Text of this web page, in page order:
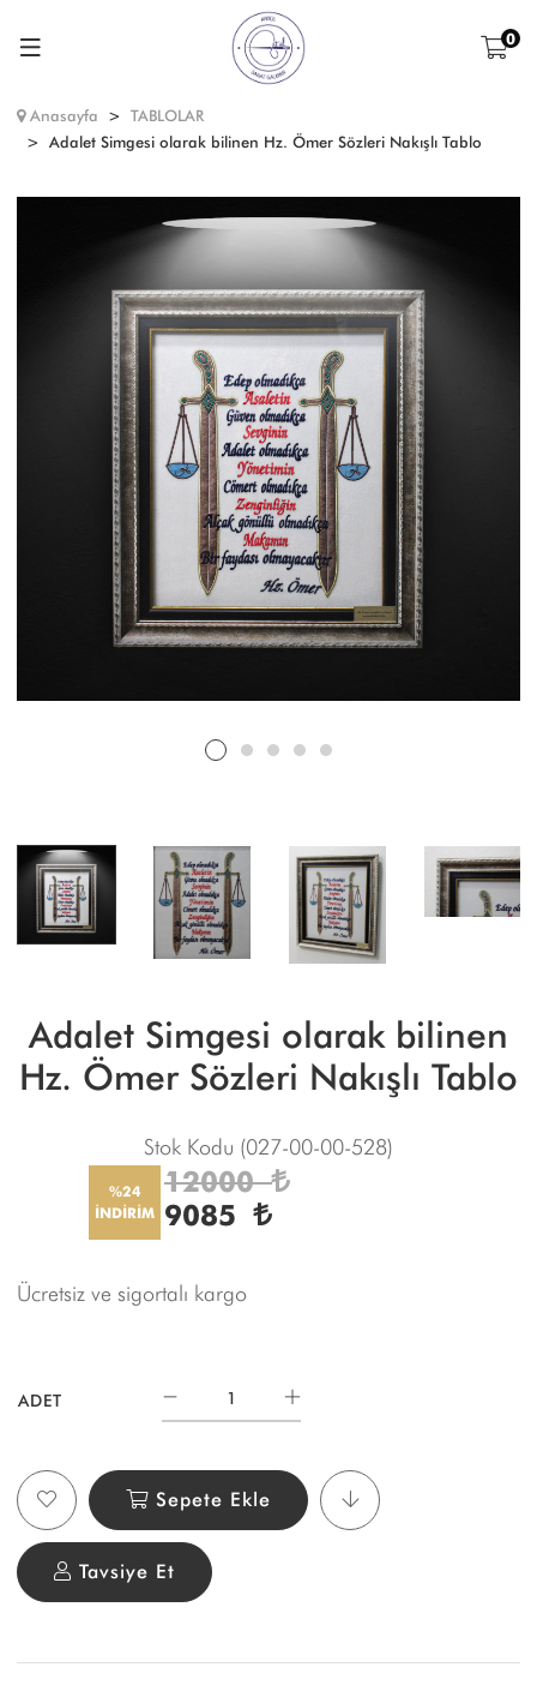
0
Anasayfa
TABLOLAR
Adalet Simgesi olarak bilinen Hz. Ömer Sözleri Nakışlı Tablo
Adalet Simgesi olarak bilinen
Hz. Ömer Sözleri Nakışlı Tablo
Stok Kodu (027-00-00-528)
%24
İNDİRİM
12000
9085
Ücretsiz ve sigortalı kargo
ADET
Sepete Ekle
Tavsiye Et